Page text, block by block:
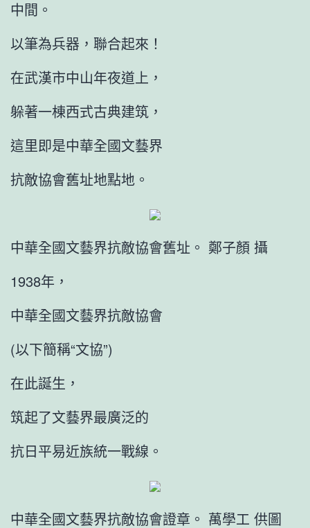
中間。
以筆為兵器，聯合起來！
在武漢市中山年夜道上，
躲著一棟西式古典建筑，
這里即是中華全國文藝界
抗敵協會舊址地點地。
中華全國文藝界抗敵協會舊址。 鄭子顏 攝
1938年，
中華全國文藝界抗敵協會
(以下簡稱“文協”)
在此誕生，
筑起了文藝界最廣泛的
抗日平易近族統一戰線。
中華全國文藝界抗敵協會證章。 萬學工 供圖